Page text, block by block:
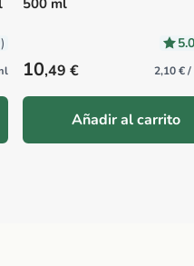
)
500 ml
Precio habitual
10,49 € 2,10 €
Añadir al carrito